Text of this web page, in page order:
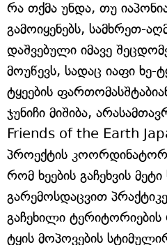
რა თქმა უნდა, თუ
გამოიყენებს, სამხრეთ-
დაშვებული იმავე
მოუწევს, სადაც იაფი
ტყეების
ჯუნიჩი მიშიბა,
Friends of the Earth
პროექტის
რომ ხეების გაჩეხვის
გარემოსდაცვით
გაჩეხილი
ტყის მოპოვების